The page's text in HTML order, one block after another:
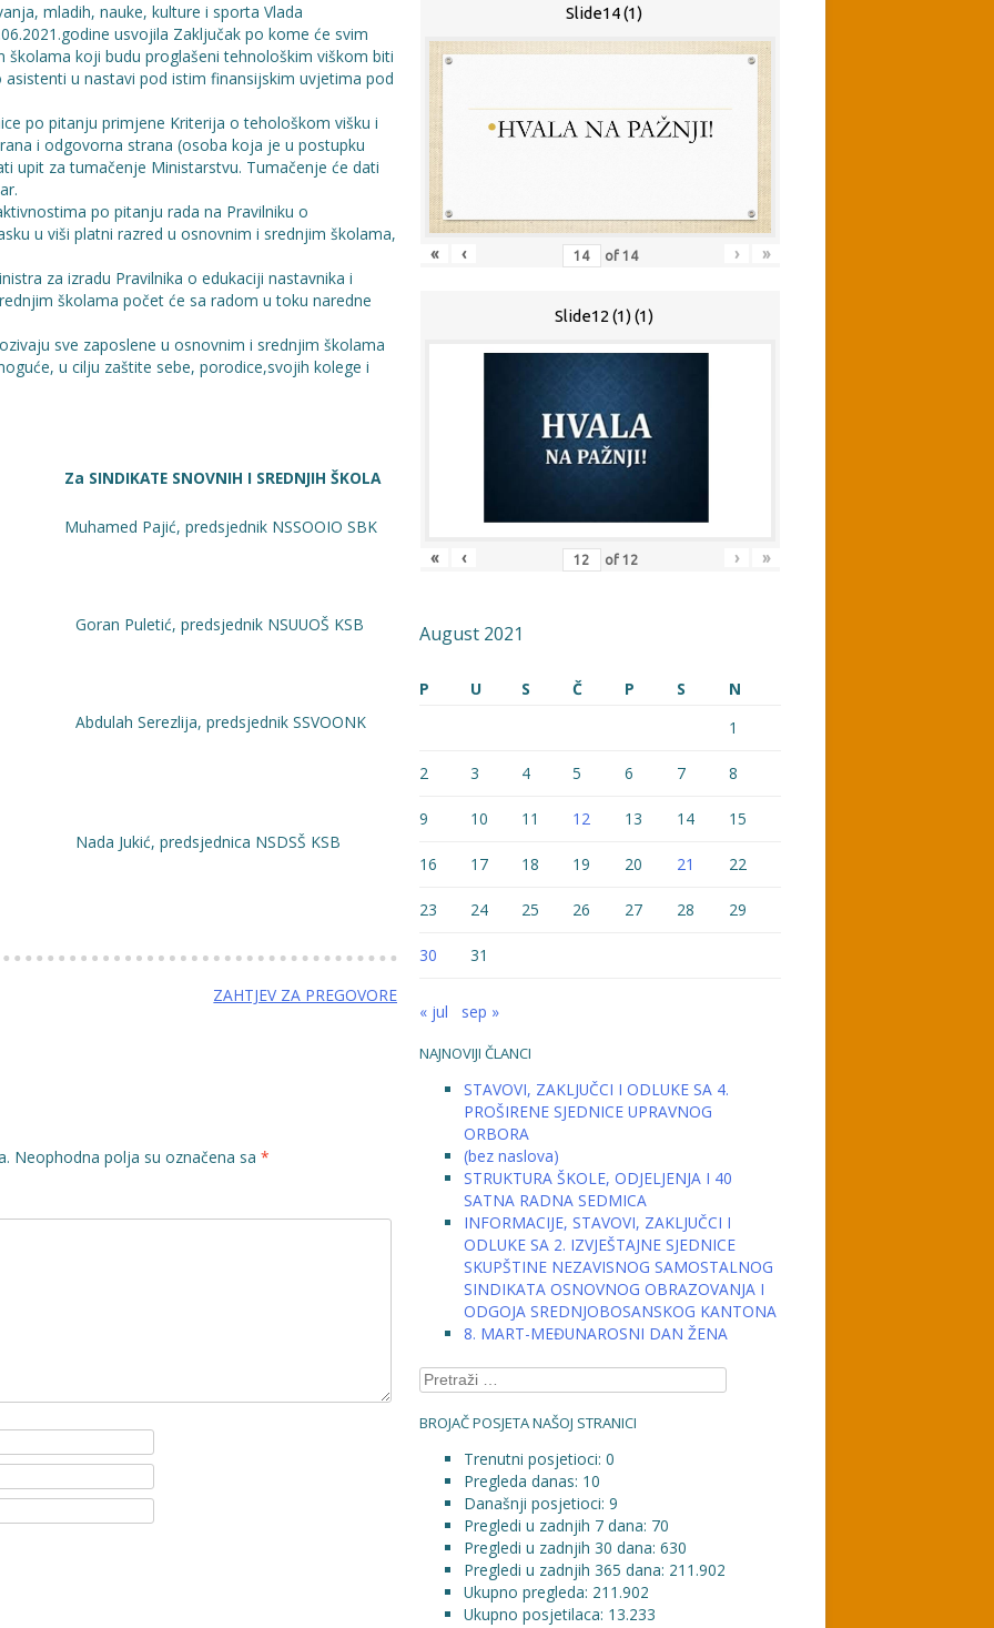
mladih, nauke, kulture i sporta Vlada
usvojila Zaključak po kome će svim
školama koji budu proglašeni tehnološkim viškom biti
u nastavi pod istim finansijskim uvjetima pod
po pitanju primjene Kriterija o tehološkom višku i
i odgovorna strana (osoba koja je u postupku
upit za tumačenje Ministarstvu. Tumačenje će dati
po pitanju rada na Pravilniku o
u viši platni razred u osnovnim i srednjim školama,
za izradu Pravilnika o edukaciji nastavnika i
školama počet će sa radom u toku naredne
sve zaposlene u osnovnim i srednjim školama
u cilju zaštite sebe, porodice,svojih kolege i
SNOVNIH I SREDNJIH ŠKOLA
Pajić, predsjednik NSSOOIO SBK
NSUUOŠ KSB
predsjednik SSVOONK
NSDSŠ KSB
ZAHTJEV ZA PREGOVORE
Neophodna polja su označena sa*
Slide14 (1)
« ‹ of 14 › »
Slide12 (1) (1)
« ‹ of 12 › »
August 2021
P U S Č P S
N
1
2 3 4 5 6 7 8
9 10 11 12 13 14 15
16 17 18 19 20 21 22
23 24 25 26 27 28 29
30 31
« jul sep »
NAJNOVIJI ČLANCI
STAVOVI, ZAKLJUČCI I ODLUKE SA 4.
PROŠIRENE SJEDNICE UPRAVNOG
ORBORA
(bez naslova)
STRUKTURA ŠKOLE, ODJELJENJA I 40
SATNA RADNA SEDMICA
INFORMACIJE, STAVOVI, ZAKLJUČCI I
ODLUKE SA 2. IZVJEŠTAJNE SJEDNICE
SKUPŠTINE NEZAVISNOG SAMOSTALNOG
SINDIKATA OSNOVNOG OBRAZOVANJA I
ODGOJA SREDNJOBOSANSKOG KANTONA
8. MART-MEĐUNAROSNI DAN ŽENA
Pretraga:
BROJAČ POSJETA NAŠOJ STRANICI
Trenutni posjetioci: 0
Pregleda danas: 10
Današnji posjetioci: 9
Pregledi u zadnjih 7 dana: 70
Pregledi u zadnjih 30 dana: 630
Pregledi u zadnjih 365 dana: 211.902
Ukupno pregleda: 211.902
Ukupno posjetilaca: 13.233